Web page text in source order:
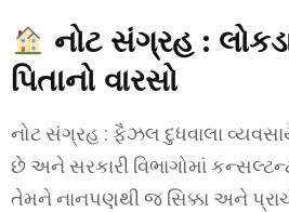
નોટ સંગ્રહ :
પિતાનો વારસો
નોટ સંગ્રહ : ફૈઝલ દુધવાલા
છે અને સરકારી વિભાગોમાં
તેમને નાનપણથી જ સિક્કા અને